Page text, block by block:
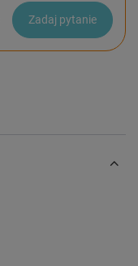
Zadaj pytanie